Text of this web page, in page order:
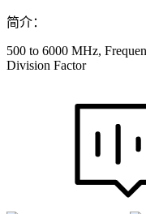
简介：
500 to 6000 MHz,
Division Factor